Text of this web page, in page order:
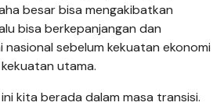
besar bisa mengakibatkan
bisa berkepanjangan dan
sebelum kekuatan ekonomi
utama.
kita berada dalam masa transisi.